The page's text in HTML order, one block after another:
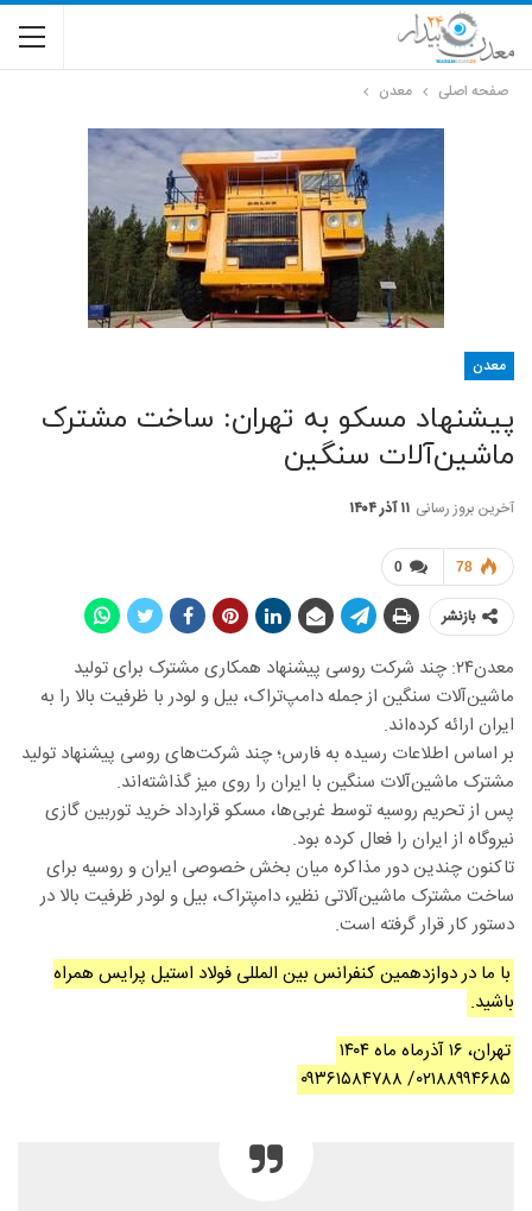
صفحه اصلی معدن
معدن
پیشنهاد مسکو به تهران: ساخت مشترک
ماشین‌آلات سنگین
آخرین بروز رسانی ۱۱ آذر ۱۴۰۴
0 78
بازنشر
معدن۲۴: چند شرکت روسی پیشنهاد همکاری مشترک برای تولید
ماشین‌آلات سنگین از جمله دامپ‌تراک، بیل و لودر با ظرفیت بالا را به
ایران ارائه کرده‌اند.
بر اساس اطلاعات رسیده به فارس؛ چند شرکت‌های روسی پیشنهاد تولید
مشترک ماشین‌آلات سنگین با ایران را روی میز گذاشته‌اند.
پس از تحریم روسیه توسط غربی‌ها، مسکو قرارداد خرید توربین گازی
نیروگاه از ایران را فعال کرده بود.
تاکنون چندین دور مذاکره میان بخش خصوصی ایران و روسیه برای
ساخت مشترک ماشین‌آلاتی نظیر، دامپتراک، بیل و لودر ظرفیت بالا در
دستور کار قرار گرفته است.
با ما در دوازدهمین کنفرانس بین المللی فولاد استیل پرایس همراه
باشید.
تهران، ۱۶ آذرماه ماه ۱۴۰۴
۰۲۱۸۸۹۹۴۶۸۵/ ۰۹۳۶۱۵۸۴۷۸۸